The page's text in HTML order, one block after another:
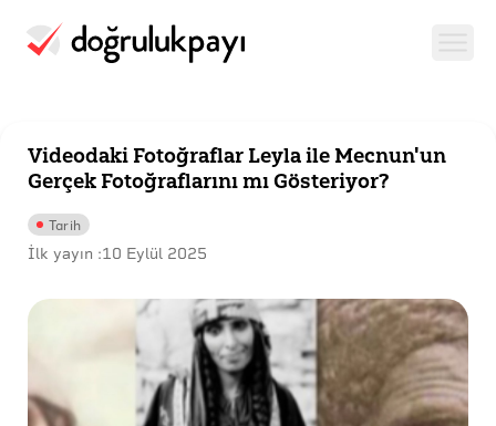
Videodaki Fotoğraflar Leyla ile Mecnun'un
Gerçek Fotoğraflarını mı Gösteriyor?
Tarih
İlk yayın :10 Eylül 2025